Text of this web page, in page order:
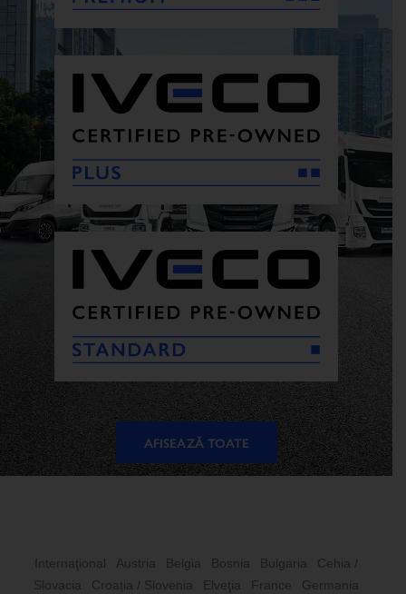
AFISEAZĂ TOATE
Internaţional Austria Belgia Bosnia Bulgaria
Cehia /
Slovacia
Croația / Slovenia Elveţia France
Germania